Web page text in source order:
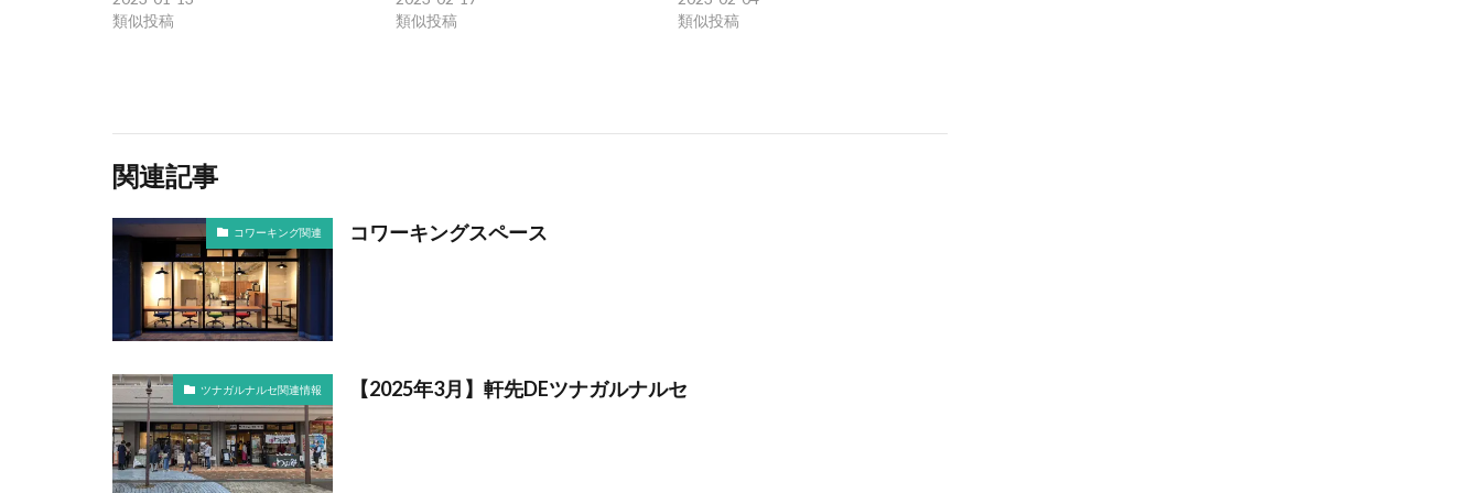
類似投稿
類似投稿
類似投稿
関連記事
コワーキング関連 コワーキングスペース
ツナガルナルセ関連情報 【2025年3月】軒先DEツナガルナルセ